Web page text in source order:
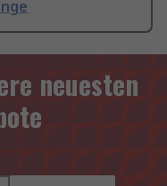
neuesten